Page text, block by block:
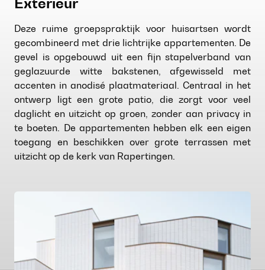
Deze ruime groepspraktijk voor huisartsen wordt
gecombineerd met drie lichtrijke appartementen. De
gevel is opgebouwd uit een fijn stapelverband van
geglazuurde witte bakstenen, afgewisseld met
accenten in anodisé plaatmateriaal. Centraal in het
ontwerp ligt een grote patio, die zorgt voor veel
daglicht en uitzicht op groen, zonder aan privacy in
te boeten. De appartementen hebben elk een eigen
toegang en beschikken over grote terrassen met
uitzicht op de kerk van Rapertingen.